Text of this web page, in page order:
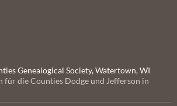
Genealogical Society, Watertown, WI
für die Counties Dodge und Jefferson in